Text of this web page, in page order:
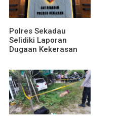
Jawab Bersama
Polres Sekadau
Selidiki Laporan
Dugaan Kekerasan
Anak Dibawah Umur